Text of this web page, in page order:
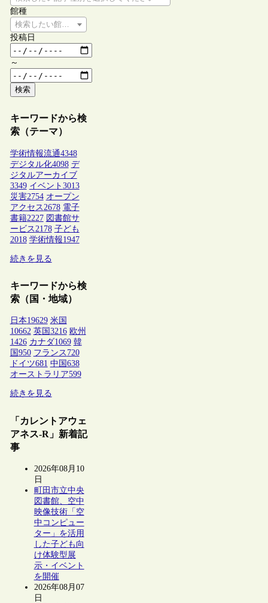
館種
検索したい館種を選択してください
投稿日
～
検索
キーワードから検
索（テーマ）
学術情報流通4348
デジタル化4098 デ
ジタルアーカイブ
3349 イベント 3013
災害2754 オープン
アクセス 2678 電子
書籍2227 図書館サ
ービス 2178 子ども
2018 学術情報1947
続きを見る
キーワードから検
索（国・地域）
日本19629 米国
10662 英国 3216 欧州
1426 カナダ1069 韓
国 950 フランス 720
ドイツ681 中国 638
オーストラリア599
続きを見る
「カレントアウェ
アネス-R」新着記
事
2026年08月10
日
町田市立中央
図書館、空中
映像技術「空
中コンピュー
ター」を活用
した子ども向
け体験型展
示・イベント
を開催
2026年08月07
日